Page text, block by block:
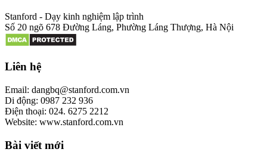
Stanford - Dạy kinh nghiệm lập trình
Số 20 ngõ 678 Đường Láng, Phường Láng Thượng, Hà Nội
Liên hệ
Email: dangbq@stanford.com.vn
Di động: 0987 232 936
Điện thoại: 024. 6275 2212
Website: www.stanford.com.vn
Bài viết mới